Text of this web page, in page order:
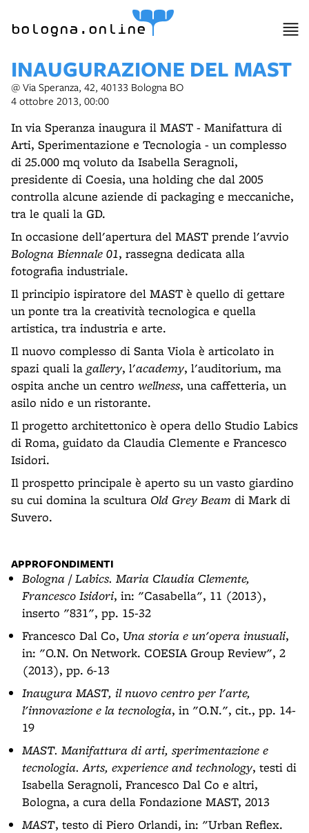
bologna.online
INAUGURAZIONE DEL MAST
@ Via Speranza, 42, 40133 Bologna BO
4 ottobre 2013, 00:00
In via Speranza inaugura il MAST - Manifattura di
Arti, Sperimentazione e Tecnologia - un complesso
di 25.000 mq voluto da Isabella Seragnoli,
presidente di Coesia, una holding che dal 2005
controlla alcune aziende di packaging e meccaniche,
tra le quali la GD.
In occasione dell'apertura del MAST prende l'avvio
Bologna Biennale 01, rassegna dedicata alla
fotografia industriale.
Il principio ispiratore del MAST è quello di gettare
un ponte tra la creatività tecnologica e quella
artistica, tra industria e arte.
Il nuovo complesso di Santa Viola è articolato in
spazi quali la gallery, l'academy, l'auditorium, ma
ospita anche un centro wellness, una caffetteria, un
asilo nido e un ristorante.
Il progetto architettonico è opera dello Studio Labics
di Roma, guidato da Claudia Clemente e Francesco
Isidori.
Il prospetto principale è aperto su un vasto giardino
su cui domina la scultura Old Grey Beam di Mark di
Suvero.
APPROFONDIMENTI
Bologna / Labics. Maria Claudia Clemente,
Francesco Isidori, in: "Casabella", 11 (2013),
inserto "831", pp. 15-32
Francesco Dal Co, Una storia e un'opera inusuali,
in: "O.N. On Network. COESIA Group Review", 2
(2013), pp. 6-13
Inaugura MAST, il nuovo centro per l'arte,
l'innovazione e la tecnologia, in "O.N.", cit., pp. 14-
19
MAST. Manifattura di arti, sperimentazione e
tecnologia. Arts, experience and technology, testi di
Isabella Seragnoli, Francesco Dal Co e altri,
Bologna, a cura della Fondazione MAST, 2013
MAST, testo di Piero Orlandi, in: "Urban Reflex.